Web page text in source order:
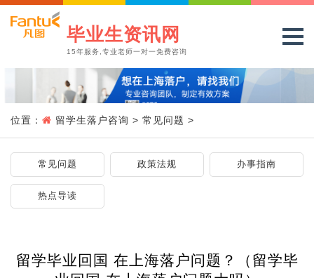
毕业生资讯网
15年服务,专业老师一对一免费咨询
位置： 留学生落户咨询 > 常见问题 >
常见问题 政策法规 办事指南
热点导读
留学毕业回国 在上海落户问题？（留学毕